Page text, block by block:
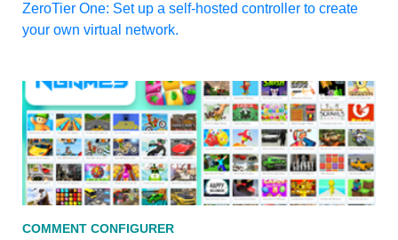
ZeroTier One: Set up a self-hosted controller to create
your own virtual network.
COMMENT CONFIGURER